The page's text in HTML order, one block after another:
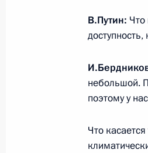
Встреча с
15 декабря
IV
В.Путин: Что
небольшой.
поэтому у
Что